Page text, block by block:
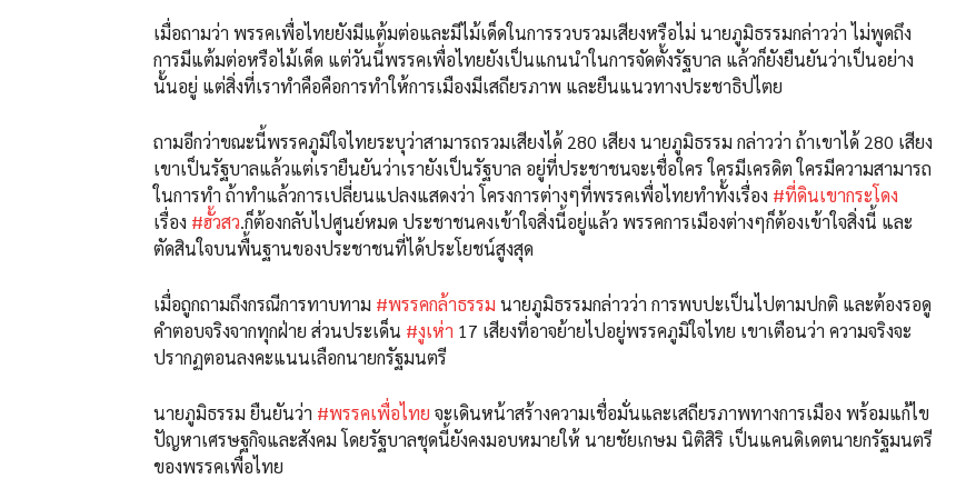
เมื่อถามว่า พรรคเพื่อไทยยังมีแต้มต่อและมีไม้เด็ดในการรวบรวมเสียงหรือไม่ นายภูมิธรรมกล่าวว่า ไม่พูดถึง
การมีแต้มต่อหรือไม้เด็ด แต่วันนี้พรรคเพื่อไทยยังเป็นแกนนำในการจัดตั้งรัฐบาล แล้วก็ยังยืนยันว่าเป็นอย่าง
นั้นอยู่ แต่สิ่งที่เราทำคือคือการทำให้การเมืองมีเสถียรภาพ และยืนแนวทางประชาธิปไตย
ถามอีกว่าขณะนี้พรรคภูมิใจไทยระบุว่าสามารถรวมเสียงได้ 280 เสียง นายภูมิธรรม กล่าวว่า ถ้าเขาได้ 280 เสียง
เขาเป็นรัฐบาลแล้วแต่เรายืนยันว่าเรายังเป็นรัฐบาล อยู่ที่ประชาชนจะเชื่อใคร ใครมีเครดิต ใครมีความสามารถ
ในการทำ ถ้าทำแล้วการเปลี่ยนแปลงแสดงว่า โครงการต่างๆที่พรรคเพื่อไทยทำทั้งเรื่อง #ที่ดินเขากระโดง
เรื่อง #ฮั้วสว.ก็ต้องกลับไปศูนย์หมด ประชาชนคงเข้าใจสิ่งนี้อยู่แล้ว พรรคการเมืองต่างๆก็ต้องเข้าใจสิ่งนี้ และ
ตัดสินใจบนพื้นฐานของประชาชนที่ได้ประโยชน์สูงสุด
เมื่อถูกถามถึงกรณีการทาบทาม #พรรคกล้าธรรม นายภูมิธรรมกล่าวว่า การพบปะเป็นไปตามปกติ และต้องรอดู
คำตอบจริงจากทุกฝ่าย ส่วนประเด็น #งูเห่า 17 เสียงที่อาจย้ายไปอยู่พรรคภูมิใจไทย เขาเตือนว่า ความจริงจะ
ปรากฏตอนลงคะแนนเลือกนายกรัฐมนตรี
นายภูมิธรรม ยืนยันว่า #พรรคเพื่อไทย จะเดินหน้าสร้างความเชื่อมั่นและเสถียรภาพทางการเมือง พร้อมแก้ไข
ปัญหาเศรษฐกิจและสังคม โดยรัฐบาลชุดนี้ยังคงมอบหมายให้ นายชัยเกษม นิติสิริ เป็นแคนดิเดตนายกรัฐมนตรี
ของพรรคเพื่อไทย